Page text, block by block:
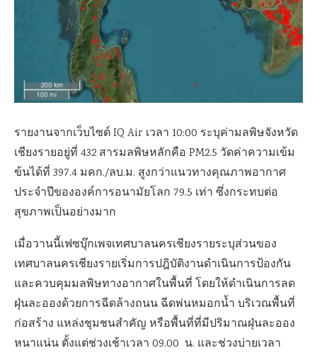
รายงานจากเว็บไซต์ IQ Air เวลา 10:00 ระบุค่ามลพิษจังหวัด
เชียงรายอยู่ที่ 432 สารมลพิษหลักคือ PM2.5 วัดค่าความเข้ม
ข้นได้ที่ 397.4 มคก./ลบ.ม. สูงกว่าแนวทางคุณภาพอากาศ
ประจำปีขององค์การอนามัยโลก 79.5 เท่า ซึ่งกระทบต่อ
สุขภาพเป็นอย่างมาก
เมื่อวานนี้เฟซบุ๊กเพจเทศบาลนครเชียงรายระบุส่วนของ
เทศบาลนครเชียงรายเริ่มการปฎิบัติงานดำเนินการป้องกัน
และควบคุมมลพิษทางอากาศในพื้นที่ โดยให้ดำเนินการลด
ฝุ่นละอองด้วยการฉีดล้างถนน ฉีดพ่นหมอกน้ำ บริเวณพื้นที่
ก่อสร้าง แหล่งชุมชนสำคัญ หรือพื้นที่ที่มีปริมาณฝุ่นละออง
หนาแน่น ตั้งแต่ช่วงเช้าเวลา 09.00 น. และช่วงบ่ายเวลา